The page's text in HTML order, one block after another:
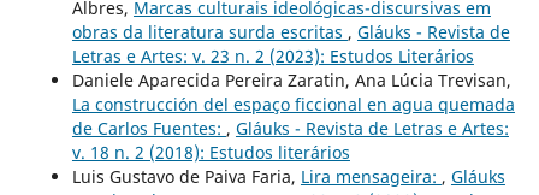
Albres, Marcas culturais ideológicas-discursivas em
obras da literatura surda escritas , Gláuks - Revista de
Letras e Artes: v. 23 n. 2 (2023): Estudos Literários
Daniele Aparecida Pereira Zaratin, Ana Lúcia Trevisan,
La construcción del espaço ficcional en agua quemada
de Carlos Fuentes: , Gláuks - Revista de Letras e Artes:
v. 18 n. 2 (2018): Estudos literários
Luis Gustavo de Paiva Faria, Lira mensageira: , Gláuks